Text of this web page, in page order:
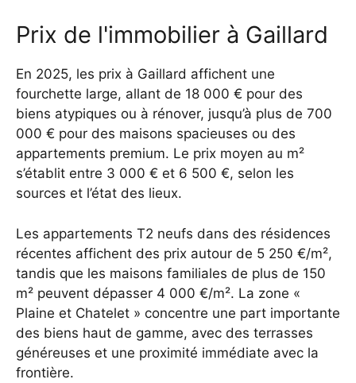
Prix de l'immobilier à Gaillard
En 2025, les prix à Gaillard affichent une
fourchette large, allant de 18 000 € pour des
biens atypiques ou à rénover, jusqu’à plus de 700
000 € pour des maisons spacieuses ou des
appartements premium. Le prix moyen au m²
s’établit entre 3 000 € et 6 500 €, selon les
sources et l’état des lieux.
Les appartements T2 neufs dans des résidences
récentes affichent des prix autour de 5 250 €/m²,
tandis que les maisons familiales de plus de 150
m² peuvent dépasser 4 000 €/m². La zone «
Plaine et Chatelet » concentre une part importante
des biens haut de gamme, avec des terrasses
généreuses et une proximité immédiate avec la
frontière.